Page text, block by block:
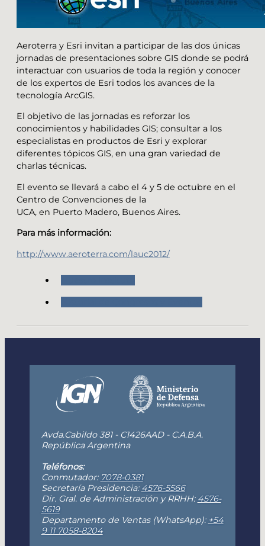
Aeroterra y Esri invitan a participar de las dos únicas
jornadas de presentaciones sobre GIS donde se podrá
interactuar con usuarios de toda la región y conocer
de los expertos de Esri todos los avances de la
tecnología ArcGIS.
El objetivo de las jornadas es reforzar los
conocimientos y habilidades GIS; consultar a los
especialistas en productos de Esri y explorar
diferentes tópicos GIS, en una gran variedad de
charlas técnicas.
El evento se llevará a cabo el 4 y 5 de octubre en el
Centro de Convenciones de la
UCA, en Puerto Madero, Buenos Aires.
Para más información:
http://www.aeroterra.com/lauc2012/
Avda.Cabildo 381 - C1426AAD - C.A.B.A.
República Argentina
Teléfonos:
Conmutador: 7078-0381
Secretaría Presidencia: 4576-5566
Dir. Gral. de Administración y RRHH: 4576-
5619
Departamento de Ventas (WhatsApp): +54
9 11 7058-8204